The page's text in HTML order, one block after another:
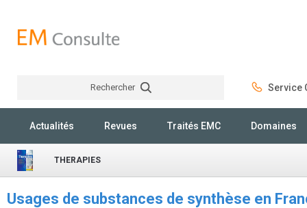
Rechercher Service
Actualités Revues Traités EMC Domaines
THERAPIES
Usages de substances de synthèse en